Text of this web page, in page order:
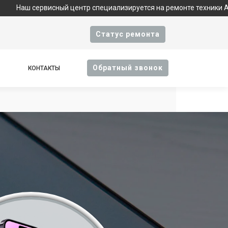
центр специализируется на ремонте техники Apple и
Cтатус ремонта
КОНТАКТЫ Oбратный звонок